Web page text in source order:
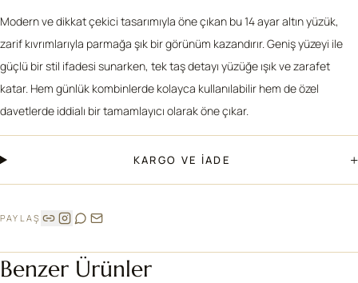
Modern ve dikkat çekici tasarımıyla öne çıkan bu 14 ayar altın yüzük,
zarif kıvrımlarıyla parmağa şık bir görünüm kazandırır. Geniş yüzeyi ile
güçlü bir stil ifadesi sunarken, tek taş detayı yüzüğe ışık ve zarafet
katar. Hem günlük kombinlerde kolayca kullanılabilir hem de özel
davetlerde iddialı bir tamamlayıcı olarak öne çıkar.
KARGO VE İADE +
PAYLAŞ
Benzer Ürünler